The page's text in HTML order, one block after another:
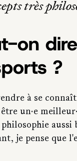
très
on
?
à se
un·e
aussi
je pense que